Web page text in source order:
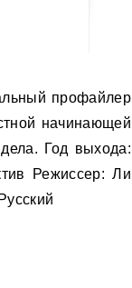
начинающей
Год выхода:
Режиссер: Ли